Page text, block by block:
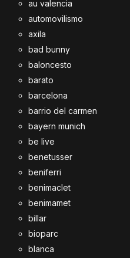
au valencia
automovilismo
axila
bad bunny
baloncesto
barato
barcelona
barrio del carmen
bayern munich
be live
benetusser
beniferri
benimaclet
benimamet
billar
bioparc
blanca